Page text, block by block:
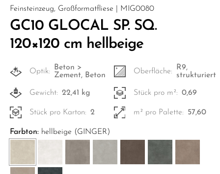
Feinsteinzeug, Großformatfliese | MIG0080
GC10 GLOCAL SP. SQ.
120×120 cm hellbeige
Optik:
Beton >
Zement, Beton
Oberfläche:
R9,
strukturiert
Gewicht: 22,41 kg Stück pro m²: 0,69
Stück pro Karton: 2 m² pro Palette: 57,60
Farbton: hellbeige (GINGER)